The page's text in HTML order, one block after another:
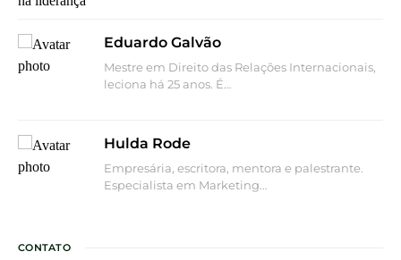
Eduardo Galvão
Mestre em Direito das Relações Internacionais,
leciona há 25 anos. É…
Hulda Rode
Empresária, escritora, mentora e palestrante.
Especialista em Marketing…
CONTATO